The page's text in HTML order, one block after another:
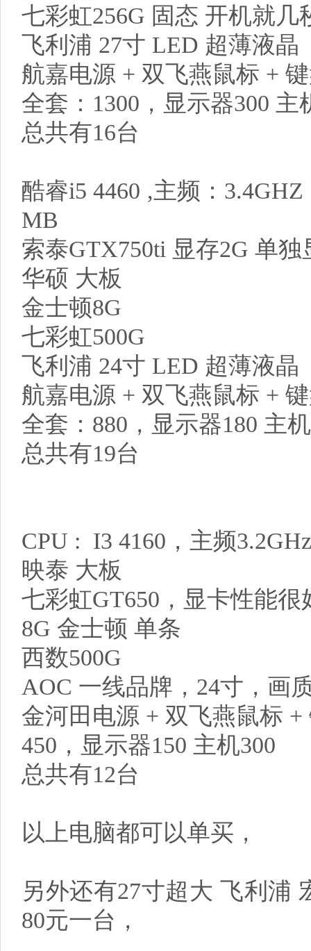
七彩虹256G 固态 开机就几
飞利浦 27寸 LED 超薄液晶
航嘉电源 + 双飞燕鼠标 +
全套：1300，显示器300 主
总共有16台
酷睿i5 4460 ,主频：
MB
索泰GTX750ti 显存2G 单
华硕 大板
金士顿8G
七彩虹500G
飞利浦 24寸 LED 超薄液晶
航嘉电源 + 双飞燕鼠标 +
全套：880，显示器180 主
总共有19台
CPU : I3 4160，主频
映泰 大板
七彩虹GT650，显卡性能
8G 金士顿 单条
西数500G
AOC 一线品牌，24寸，画
金河田电源 + 双飞燕鼠标
450，显示器150 主机300
总共有12台
以上电脑都可以单买，
另外还有27寸超大 飞利浦
80元一台，